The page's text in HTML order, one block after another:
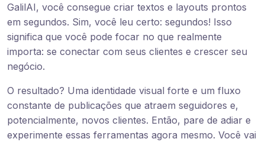
GalilAI, você consegue criar textos e layouts prontos
em segundos. Sim, você leu certo: segundos! Isso
significa que você pode focar no que realmente
importa: se conectar com seus clientes e crescer seu
negócio.
O resultado? Uma identidade visual forte e um fluxo
constante de publicações que atraem seguidores e,
potencialmente, novos clientes. Então, pare de adiar e
experimente essas ferramentas agora mesmo. Você vai